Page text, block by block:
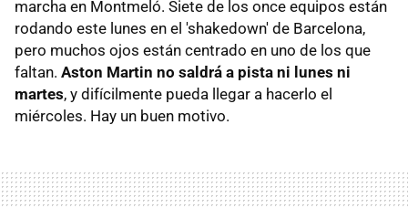
marcha en Montmeló. Siete de los once equipos están
rodando este lunes en el 'shakedown' de Barcelona,
pero muchos ojos están centrado en uno de los que
faltan. Aston Martin no saldrá a pista ni lunes ni
martes, y difícilmente pueda llegar a hacerlo el
miércoles. Hay un buen motivo.